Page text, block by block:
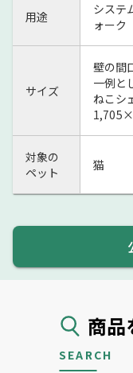
商品
SEARCH
用途
システ
ォーク
サイズ
壁の間
一例と
ねこシ
対象の
ペット
猫